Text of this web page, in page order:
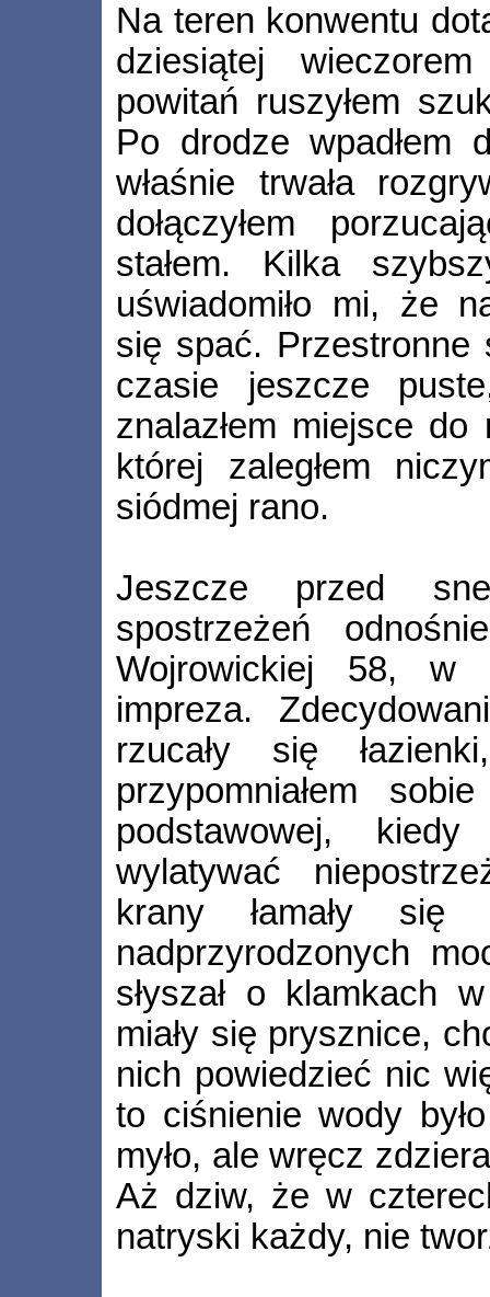
Na teren konwentu
dziesiątej
powitań ruszyłem
Po drodze wpadłem
właśnie trwała
dołączyłem
stałem. Kilka
uświadomiło mi, że
się spać. Przestronne
czasie jeszcze
znalazłem miejsce do
której zaległem
siódmej rano.
Jeszcze przed
spostrzeżeń
Wojrowickiej 58, w
impreza.
rzucały się
przypomniałem
podstawowej,
wylatywać
krany łamały się
nadprzyrodzonych
słyszał o klamkach
miały się prysznice,
nich powiedzieć nic
to ciśnienie wody
myło, ale wręcz
Aż dziw, że w
natryski każdy, nie